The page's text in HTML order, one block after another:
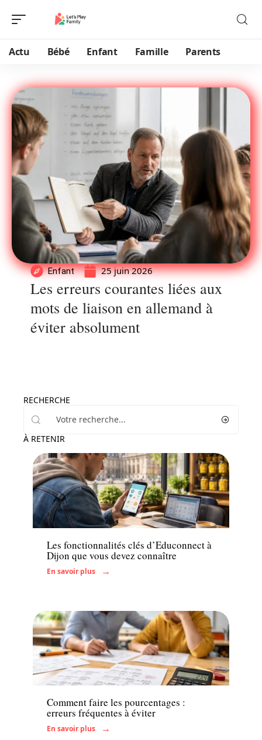
Actu Bébé Enfant Famille Parents
Enfant 25 juin 2026
Les erreurs courantes liées aux
mots de liaison en allemand à
éviter absolument
RECHERCHE
À RETENIR
Actu
Les fonctionnalités clés d’Educonnect à
Dijon que vous devez connaître
En savoir plus
Actu
Comment faire les pourcentages :
erreurs fréquentes à éviter
En savoir plus